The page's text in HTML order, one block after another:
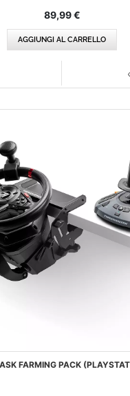
89,99 €
AGGIUNGI AL CARRELLO
FARMING PACK